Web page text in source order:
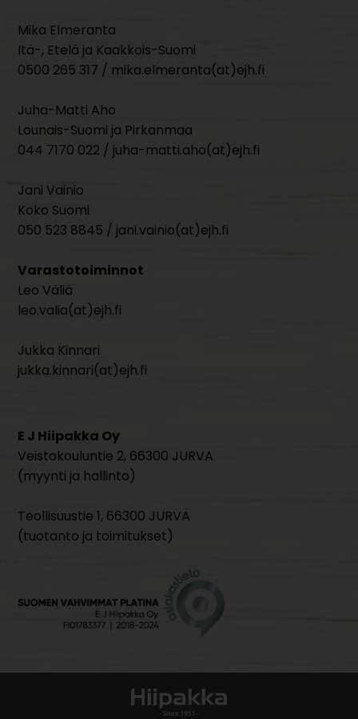
Mika Elmeranta
Itä-, Etelä ja Kaakkois-Suomi
0500 265 317 / mika.elmeranta(at)ejh.fi
Juha-Matti Aho
Lounais-Suomi ja Pirkanmaa
044 7170 022 / juha-matti.aho(at)ejh.fi
Jani Vainio
Koko Suomi
050 523 8845 / jani.vainio(at)ejh.fi
Varastotoiminnot
Leo Väliä
leo.valia(at)ejh.fi
Jukka Kinnari
jukka.kinnari(at)ejh.fi
E J Hiipakka Oy
Veistokouluntie 2, 66300 JURVA
(myynti ja hallinto)
Teollisuustie 1, 66300 JURVA
(tuotanto ja toimitukset)